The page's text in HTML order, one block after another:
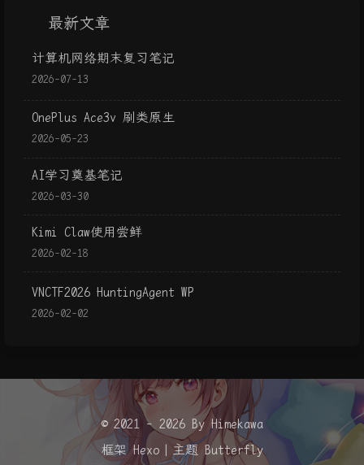
最新文章
计算机网络期末复习笔记
2026-07-13
OnePlus Ace3v 刷类原生
2026-05-23
AI学习奠基笔记
2026-03-30
Kimi Claw使用尝鲜
2026-02-18
VNCTF2026 HuntingAgent WP
2026-02-02
© 2021 - 2026 By Himekawa
框架 Hexo | 主题 Butterfly